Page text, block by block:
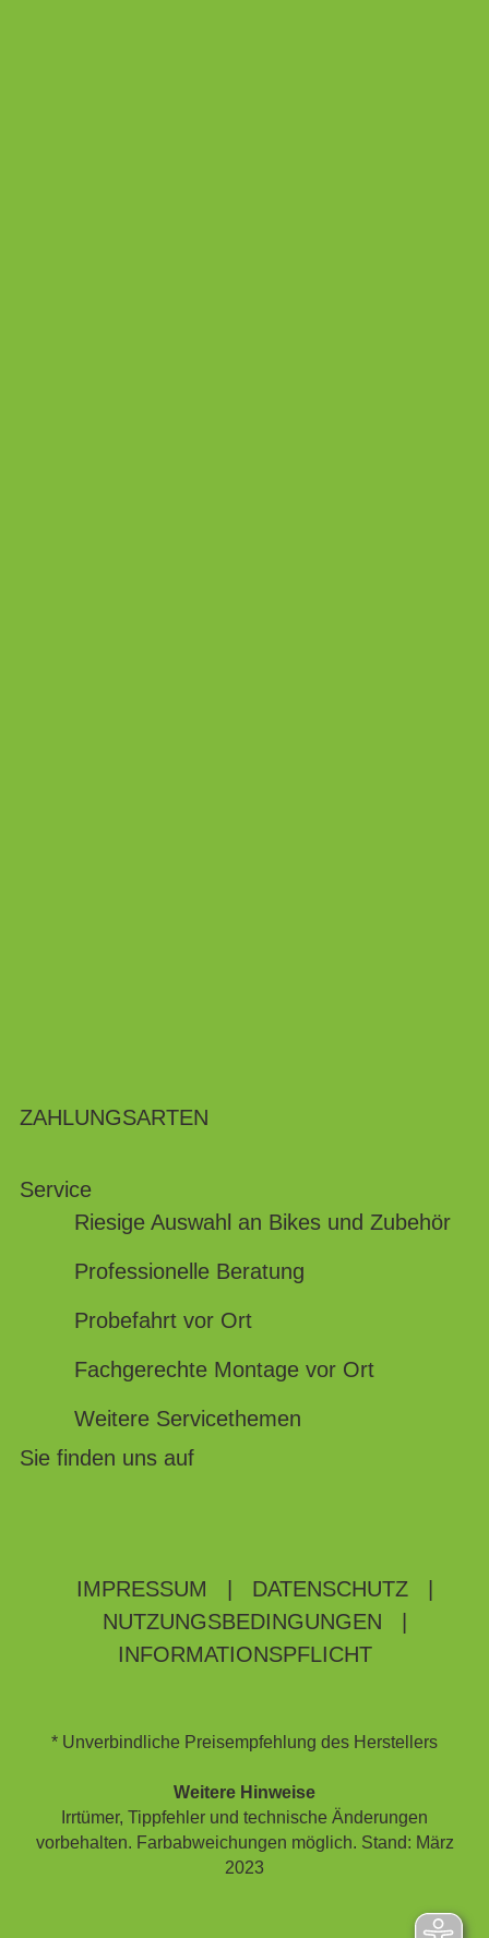
ZAHLUNGSARTEN
Service
Riesige Auswahl an Bikes und Zubehör
Professionelle Beratung
Probefahrt vor Ort
Fachgerechte Montage vor Ort
Weitere Servicethemen
Sie finden uns auf
IMPRESSUM DATENSCHUTZ
NUTZUNGSBEDINGUNGEN
INFORMATIONSPFLICHT
* Unverbindliche Preisempfehlung des Herstellers
Weitere Hinweise
Irrtümer, Tippfehler und technische Änderungen
vorbehalten. Farbabweichungen möglich. Stand: März
2023